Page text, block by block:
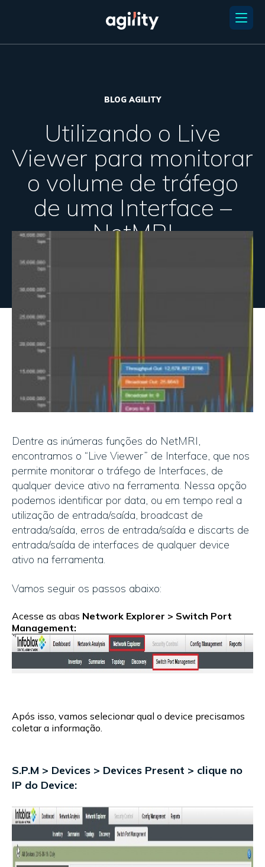
BLOG AGILITY
Utilizando o Live
Viewer para monitorar
o volume de tráfego
de uma Interface –
NetMRI
Dentre as inúmeras funções do NetMRI,
encontramos o “Live Viewer” de Interface, que nos
permite monitorar o tráfego de Interfaces, de
qualquer device ativo na ferramenta. Nessa opção
podemos identificar por data, ou em tempo real a
utilização de entrada/saída, broadcast de
entrada/saída, erros de entrada/saída e discarts de
entrada/saída de interfaces de qualquer device
ativo na ferramenta.
Vamos seguir os passos abaixo:
Acesse as abas Network Explorer > Switch Port
Management:
Após isso, vamos selecionar qual o device precisamos
coletar a informação.
S.P.M > Devices > Devices Present > clique no
IP do Device: